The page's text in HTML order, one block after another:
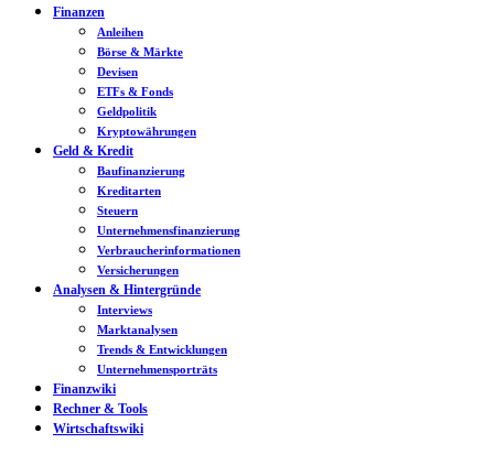
Finanzen
Anleihen
Börse & Märkte
Devisen
ETFs & Fonds
Geldpolitik
Kryptowährungen
Geld & Kredit
Baufinanzierung
Kreditarten
Steuern
Unternehmensfinanzierung
Verbraucherinformationen
Versicherungen
Analysen & Hintergründe
Interviews
Marktanalysen
Trends & Entwicklungen
Unternehmensporträts
Finanzwiki
Rechner & Tools
Wirtschaftswiki